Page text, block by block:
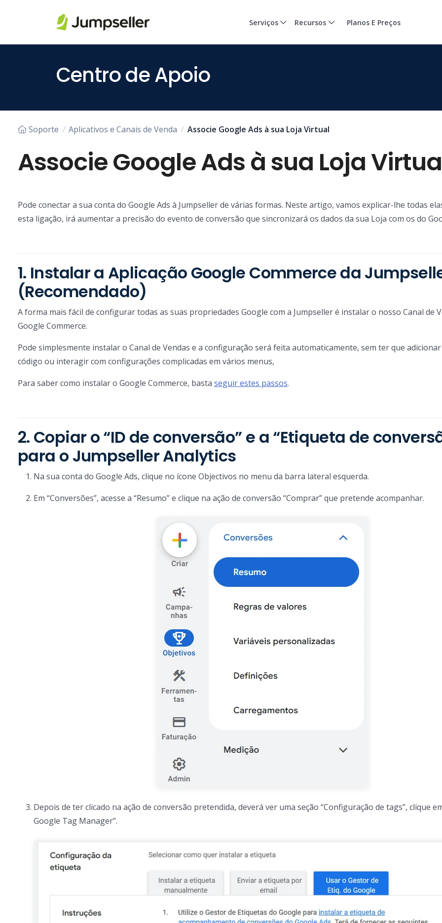
Pular para o conteúdo principal
Serviços Recursos Planos E Preços
Centro de Apoio
Soporte Aplicativos e Canais de Venda Associe Google Ads à sua Loja Virtual
Associe Google Ads à sua Loja
Pode conectar a sua conta do Google Ads à Jumpseller de várias formas. Neste artigo, vamos explicar-lhe todas
esta ligação, irá aumentar a precisão do evento de conversão que sincronizará os dados da sua Loja com os do
1. Instalar a Aplicação Google Commerce da
(Recomendado)
A forma mais fácil de configurar todas as suas propriedades Google com a Jumpseller é instalar o nosso Canal de
Google Commerce.
Pode simplesmente instalar o Canal de Vendas e a configuração será feita automaticamente, sem ter que
código ou interagir com configurações complicadas em vários menus,
Para saber como instalar o Google Commerce, basta seguir estes passos.
2. Copiar o “ID de conversão” e a “Etiqueta de
para o Jumpseller Analytics
Na sua conta do Google Ads, clique no ícone Objectivos no menu da barra lateral esquerda.
Em “Conversões”, acesse a “Resumo” e clique na ação de conversão “Comprar” que pretende acompanhar.
Depois de ter clicado na ação de conversão pretendida, deverá ver uma seção “Configuração de tags”, clique
Google Tag Manager”.